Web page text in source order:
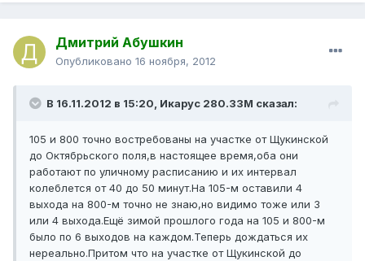
Дмитрий Абушкин
Опубликовано 16 ноября, 2012
В 16.11.2012 в 15:20, Икарус 280.33М сказал:
105 и 800 точно востребованы на участке от Щукинской
до Октябрьского поля,в настоящее время,оба они
работают по уличному расписанию и их интервал
колеблется от 40 до 50 минут.На 105-м оставили 4
выхода на 800-м точно не знаю,но видимо тоже или 3
или 4 выхода.Ещё зимой прошлого года на 105 и 800-м
было по 6 выходов на каждом.Теперь дождаться их
нереально.Притом что на участке от Щукинской до